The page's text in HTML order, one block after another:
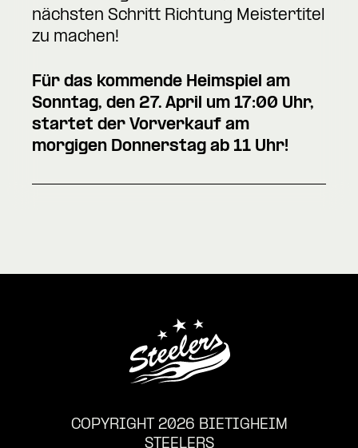
nächsten Schritt Richtung Meistertitel
zu machen!
Für das kommende Heimspiel am
Sonntag, den 27. April um 17:00 Uhr,
startet der Vorverkauf am
morgigen Donnerstag ab 11 Uhr!
COPYRIGHT 2026 BIETIGHEIM
STEELERS